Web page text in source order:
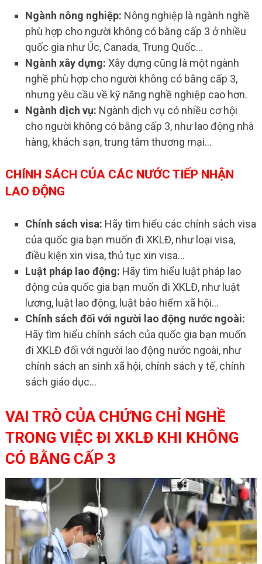
Ngành nông nghiệp: Nông nghiệp là ngành nghề
phù hợp cho người không có bằng cấp 3 ở nhiều
quốc gia như Úc, Canada, Trung Quốc…
Ngành xây dựng: Xây dựng cũng là một ngành
nghề phù hợp cho người không có bằng cấp 3,
nhưng yêu cầu về kỹ năng nghề nghiệp cao hơn.
Ngành dịch vụ: Ngành dịch vụ có nhiều cơ hội
cho người không có bằng cấp 3, như lao động nhà
hàng, khách sạn, trung tâm thương mại…
CHÍNH SÁCH CỦA CÁC NƯỚC TIẾP NHẬN
LAO ĐỘNG
Chính sách visa: Hãy tìm hiểu các chính sách visa
của quốc gia bạn muốn đi XKLĐ, như loại visa,
điều kiện xin visa, thủ tục xin visa…
Luật pháp lao động: Hãy tìm hiểu luật pháp lao
động của quốc gia bạn muốn đi XKLĐ, như luật
lương, luật lao động, luật bảo hiểm xã hội…
Chính sách đối với người lao động nước ngoài:
Hãy tìm hiểu chính sách của quốc gia bạn muốn
đi XKLĐ đối với người lao động nước ngoài, như
chính sách an sinh xã hội, chính sách y tế, chính
sách giáo dục…
VAI TRÒ CỦA CHỨNG CHỈ NGHỀ
TRONG VIỆC ĐI XKLĐ KHI KHÔNG
CÓ BẰNG CẤP 3